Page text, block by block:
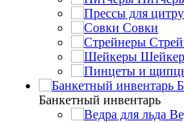
Совки
Банкетный инвентарь